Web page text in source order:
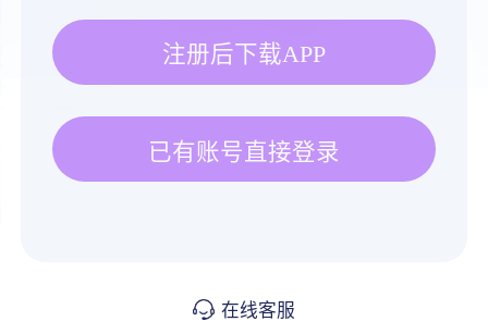
注册后下载APP
已有账号直接登录
在线客服